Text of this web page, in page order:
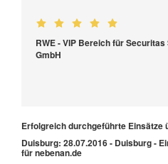
RWE - VIP Bereich für
GmbH
Erfolgreich durchgeführte Einsätze
Duisburg: 28.07.2016 - Duisburg -
für nebenan.de